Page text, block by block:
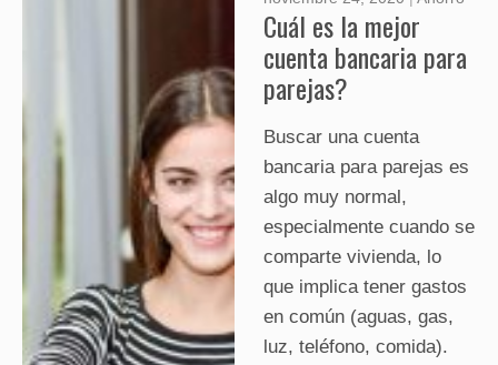
Cuál es la mejor
cuenta bancaria para
parejas?
Buscar una cuenta
bancaria para parejas es
algo muy normal,
especialmente cuando se
comparte vivienda, lo
que implica tener gastos
en común (aguas, gas,
luz, teléfono, comida).